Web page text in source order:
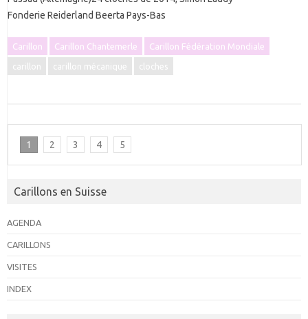
Fonderie Reiderland Beerta Pays-Bas
Carillon Carillon Chantemerle Carillon Fédération Mondiale
carillon carillon mécanique cloches
1 2 3 4 5
Carillons en Suisse
AGENDA
CARILLONS
VISITES
INDEX